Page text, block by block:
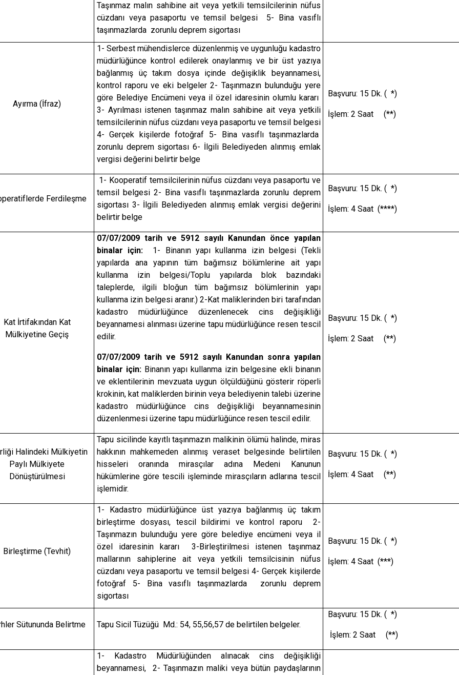
Taşınmaz malın sahibine ait veya yetkili temsilcilerinin nüfus
cüzdanı veya pasaportu ve temsil belgesi 5- Bina vasıflı
taşınmazlarda zorunlu deprem sigortası
Ayırma (İfraz)
1- Serbest mühendislerce düzenlenmiş ve uygunluğu kadastro
müdürlüğünce kontrol edilerek onaylanmış ve bir üst yazıya
bağlanmış üç takım dosya içinde değişiklik beyannamesi,
kontrol raporu ve eki belgeler 2- Taşınmazın bulunduğu yere
göre Belediye Encümeni veya il özel idaresinin olumlu kararı
3- Ayrılması istenen taşınmaz malın sahibine ait veya yetkili
temsilcilerinin nüfus cüzdanı veya pasaportu ve temsil belgesi
4- Gerçek kişilerde fotoğraf 5- Bina vasıflı taşınmazlarda
zorunlu deprem sigortası 6- İlgili Belediyeden alınmış emlak
vergisi değerini belirtir belge
Başvuru: 15 Dk. ( *)
İşlem: 2 Saat (**)
Ferdileşme
1- Kooperatif temsilcilerinin nüfus cüzdanı veya pasaportu ve
temsil belgesi 2- Bina vasıflı taşınmazlarda zorunlu deprem
sigortası 3- İlgili Belediyeden alınmış emlak vergisi değerini
belirtir belge
Başvuru: 15 Dk. ( *)
İşlem: 4 Saat (****)
Kat İrtifakından Kat
Mülkiyetine Geçiş
07/07/2009 tarih ve 5912 sayılı Kanundan önce yapılan
binalar için: 1- Binanın yapı kullanma izin belgesi (Tekli
yapılarda ana yapının tüm bağımsız bölümlerine ait yapı
kullanma izin belgesi/Toplu yapılarda blok bazındaki
taleplerde, ilgili bloğun tüm bağımsız bölümlerinin yapı
kullanma izin belgesi aranır.) 2-Kat maliklerinden biri tarafından
kadastro müdürlüğünce düzenlenecek cins değişikliği
beyannamesi alınması üzerine tapu müdürlüğünce resen tescil
edilir.
07/07/2009 tarih ve 5912 sayılı Kanundan sonra yapılan
binalar için: Binanın yapı kullanma izin belgesine ekli binanın
ve eklentilerinin mevzuata uygun ölçüldüğünü gösterir röperli
krokinin, kat maliklerden birinin veya belediyenin talebi üzerine
kadastro müdürlüğünce cins değişikliği beyannamesinin
düzenlenmesi üzerine tapu müdürlüğünce resen tescil edilir.
Başvuru: 15 Dk. ( *)
İşlem: 2 Saat (**)
Halindeki Mülkiyetin
Paylı Mülkiyete
Dönüştürülmesi
Tapu sicilinde kayıtlı taşınmazın malikinin ölümü halinde, miras
hakkının mahkemeden alınmış veraset belgesinde belirtilen
hisseleri oranında mirasçılar adına Medeni Kanunun
hükümlerine göre tescili işleminde mirasçıların adlarına tescil
işlemidir.
Başvuru: 15 Dk. ( *)
İşlem: 4 Saat (**)
Birleştirme (Tevhit)
1- Kadastro müdürlüğünce üst yazıya bağlanmış üç takım
birleştirme dosyası, tescil bildirimi ve kontrol raporu 2-
Taşınmazın bulunduğu yere göre belediye encümeni veya il
özel idaresinin kararı 3-Birleştirilmesi istenen taşınmaz
mallarının sahiplerine ait veya yetkili temsilcisinin nüfus
cüzdanı veya pasaportu ve temsil belgesi 4- Gerçek kişilerde
fotoğraf 5- Bina vasıflı taşınmazlarda zorunlu deprem
sigortası
Başvuru: 15 Dk. ( *)
İşlem: 4 Saat (***)
Sütununda Belirtme Tapu Sicil Tüzüğü Md.: 54, 55,56,57 de belirtilen belgeler.
Başvuru: 15 Dk. ( *)
İşlem: 2 Saat (**)
1- Kadastro Müdürlüğünden alınacak cins değişikliği
beyannamesi, 2- Taşınmazın maliki veya bütün paydaşlarının